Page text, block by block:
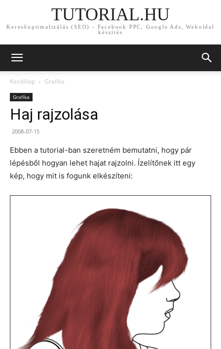
TUTORIAL.HU
Keresőoptimalizálás (SEO) - Facebook PPC, Google Ads, Weboldal
készítés
Kezdőlap Grafika
Grafika
Haj rajzolása
2008-07-15
Ebben a tutorial-ban szeretném bemutatni, hogy pár
lépésből hogyan lehet hajat rajzolni. Ízelítőnek itt egy
kép, hogy mit is fogunk elkészíteni: